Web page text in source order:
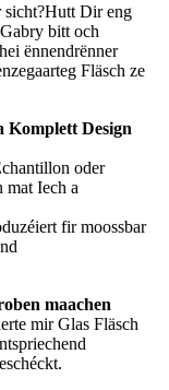
sicht?Hutt Dir eng
bitt och
ënnendrënner
Fläsch ze
Komplett Design
oder
mat Iech a
fir moossbar
maachen
mir Glas Fläsch